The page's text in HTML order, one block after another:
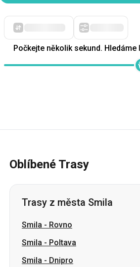
Smila- Dnipro
Smila-Vinnycja
Smila-Oděsa
Smila-Kramatorsk